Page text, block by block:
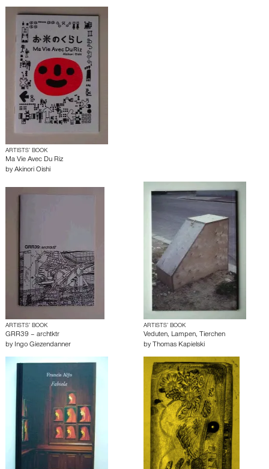
ARTISTS’ BOOK
Ma Vie Avec Du Riz
by Akinori Oishi
ARTISTS’ BOOK
GRR39 – archtktr
by Ingo Giezendanner
ARTISTS’ BOOK
Veduten, Lampen, Tierchen
by Thomas Kapielski